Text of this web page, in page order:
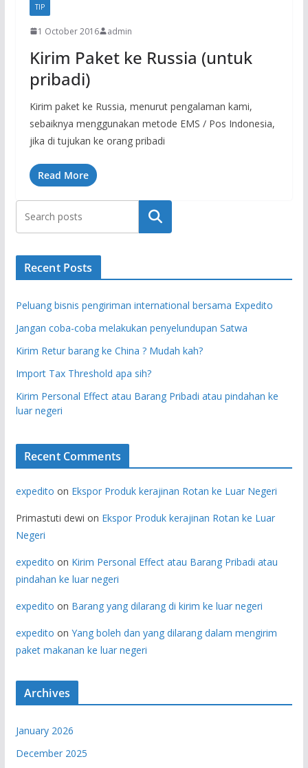
TIP
1 October 2016 admin
Kirim Paket ke Russia (untuk
pribadi)
Kirim paket ke Russia, menurut pengalaman kami,
sebaiknya menggunakan metode EMS / Pos Indonesia,
jika di tujukan ke orang pribadi
Read More
Search
Recent Posts
Peluang bisnis pengiriman international bersama Expedito
Jangan coba-coba melakukan penyelundupan Satwa
Kirim Retur barang ke China ? Mudah kah?
Import Tax Threshold apa sih?
Kirim Personal Effect atau Barang Pribadi atau pindahan ke
luar negeri
Recent Comments
expedito on Ekspor Produk kerajinan Rotan ke Luar Negeri
Primastuti dewi on Ekspor Produk kerajinan Rotan ke Luar
Negeri
expedito on Kirim Personal Effect atau Barang Pribadi atau
pindahan ke luar negeri
expedito on Barang yang dilarang di kirim ke luar negeri
expedito on Yang boleh dan yang dilarang dalam mengirim
paket makanan ke luar negeri
Archives
January 2026
December 2025